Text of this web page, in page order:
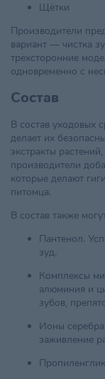
Щётки
Производители
вариант — чистка
трёхсторонние
одновременно с
Состав
В состав уходовых
делает их
экстракты
производители
которые делают
питомца.
В состав также
Пантенол.
зуд.
Комплексы
алюминия и
зубов,
Ионы
заживление